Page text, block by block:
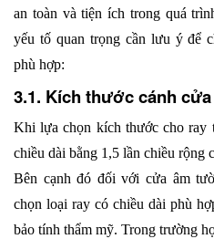
an toàn và tiện ích trong quá
yếu tố quan trọng cần lưu ý để
phù hợp:
3.1. Kích thước cánh cửa
Khi lựa chọn kích thước cho ray
chiều dài bằng 1,5 lần chiều rộng
Bên cạnh đó đối với cửa âm
chọn loại ray có chiều dài phù
bảo tính thẩm mỹ. Trong trường